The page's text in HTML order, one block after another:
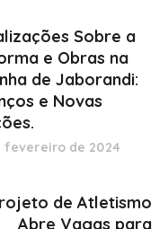
Sobre a
e Obras na
de Jaborandi:
e Novas
fevereiro de 2024
de Atletismo
Abre Vagas para